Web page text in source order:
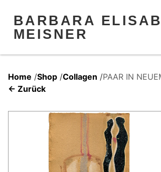
BARBARA
MEISNER
Home /Shop /Collagen /PAAR IN
← Zurück